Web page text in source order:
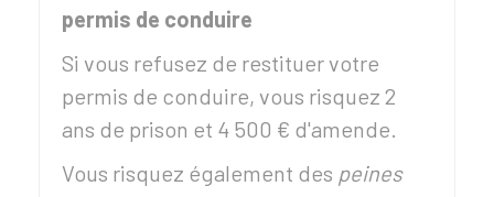
permis de conduire
Si vous refusez de restituer votre
permis de conduire, vous risquez 2
ans de prison et 4 500 € d'amende.
Vous risquez également des peines